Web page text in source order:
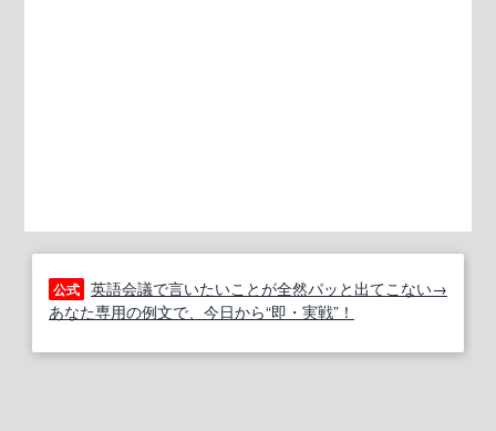
公式 英語会議で言いたいことが全然パッと出てこない→
あなた専用の例文で、今日から“即・実戦”！